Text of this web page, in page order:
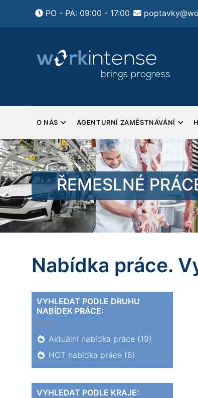
PO - PA: 09:00 - 17:00
HR a
Pondělí - Pátek
Sobota a Neděle - Zavřeno
NAVIGATION
O NÁS AGENTURNÍ ZAMĚSTNÁVÁNÍ
ŘEMESLNÉ
Nabídka práce.
VYHLEDAT PODLE DRUHU
NABÍDEK PRÁCE:
Aktuální nabídka práce (19)
HOT nabídka práce (6)
VYHLEDAT PODLE KRAJE: